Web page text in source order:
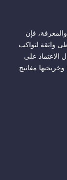
فإن
واثقة لتواكب
الاعتماد على
وخريجيها مفاتيح